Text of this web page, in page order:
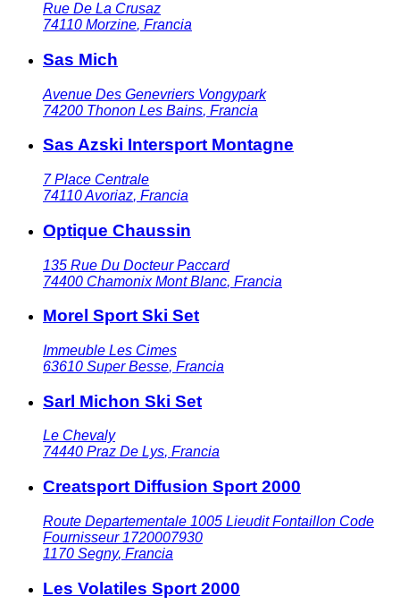
Rue De La Crusaz
74110 Morzine, Francia
Sas Mich
Avenue Des Genevriers Vongypark
74200 Thonon Les Bains, Francia
Sas Azski Intersport Montagne
7 Place Centrale
74110Avoriaz, Francia
Optique Chaussin
135 Rue Du Docteur Paccard
74400 Chamonix Mont Blanc, Francia
Morel Sport Ski Set
Immeuble Les Cimes
63610 Super Besse, Francia
Sarl Michon Ski Set
Le Chevaly
74440 Praz De Lys, Francia
Creatsport Diffusion Sport 2000
Route Departementale 1005 Lieudit Fontaillon Code
Fournisseur 1720007930
1170 Segny, Francia
Les Volatiles Sport 2000